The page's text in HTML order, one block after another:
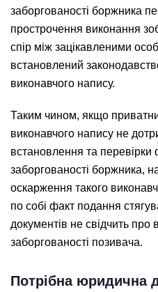
заборгованості боржника
прострочення виконання
спір між зацікавленими
встановлений
виконавчого напису.
Таким чином, якщо
виконавчого напису не
встановлення та перевірки
заборгованості боржника,
оскарження такого
по собі факт подання
документів не свідчить про
заборгованості позивача.
Потрібна юридична